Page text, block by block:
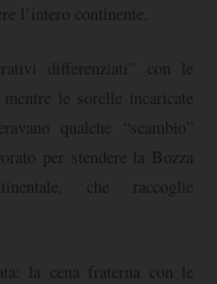
l’intero continente.
differenziati” con le
le sorelle incaricate
qualche “scambio”
per stendere la Bozza
che raccoglie
la cena fraterna con le